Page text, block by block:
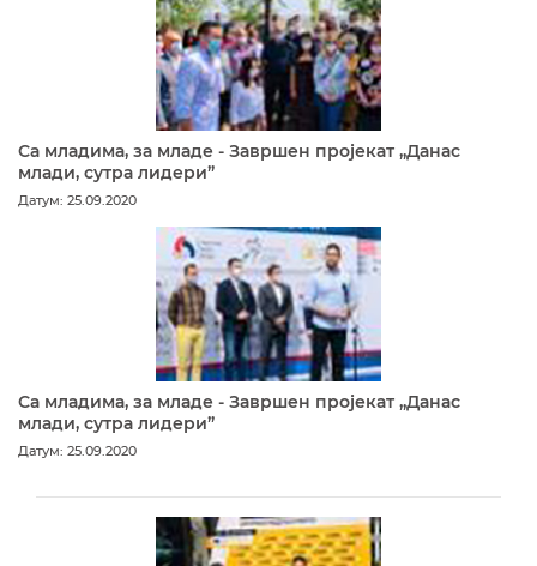
Са младима, за младе - Завршен пројекат „Данас
млади, сутра лидери”
Датум: 25.09.2020
Са младима, за младе - Завршен пројекат „Данас
млади, сутра лидери”
Датум: 25.09.2020